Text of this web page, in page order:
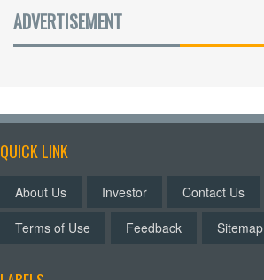
ADVERTISEMENT
QUICK LINK
About Us Investor Contact Us
Terms of Use
Feedback Sitemap